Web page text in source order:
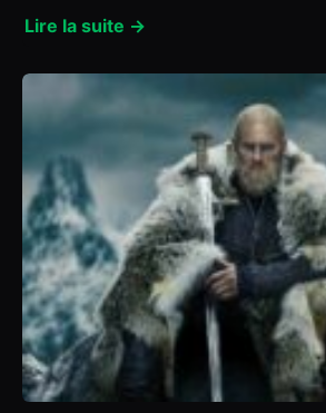
Lire la suite →